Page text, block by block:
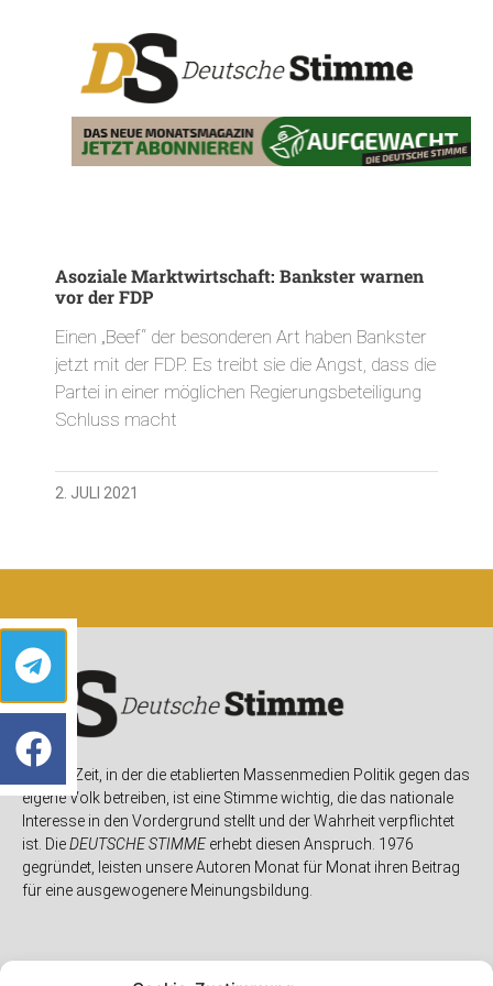
Asoziale Marktwirtschaft: Bankster warnen
vor der FDP
Einen „Beef“ der besonderen Art haben Bankster
jetzt mit der FDP. Es treibt sie die Angst, dass die
Partei in einer möglichen Regierungsbeteiligung
Schluss macht
2. JULI 2021
In einer Zeit, in der die etablierten Massenmedien Politik gegen das
eigene Volk betreiben, ist eine Stimme wichtig, die das nationale
Interesse in den Vordergrund stellt und der Wahrheit verpflichtet
ist. DieDEUTSCHE STIMMEerhebt diesen Anspruch. 1976
gegründet, leisten unsere Autoren Monat für Monat ihren Beitrag
für eine ausgewogenere Meinungsbildung.